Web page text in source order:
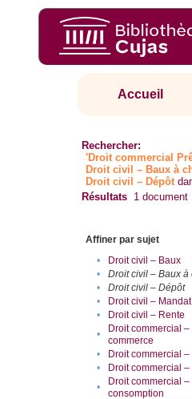
Accueil
Rechercher:
'Droit commercial
Droit civil – Baux à
Droit civil – Dépôt
Résultats 1 document
Affiner par sujet
•
Droit civil – Baux
•
Droit civil – Baux à
•
Droit civil – Dépôt
•
Droit civil – Mandat
•
Droit civil – Rente
•
Droit commercial –
commerce
• Droit commercial –
•
Droit commercial
•
Droit commercial –
consomption